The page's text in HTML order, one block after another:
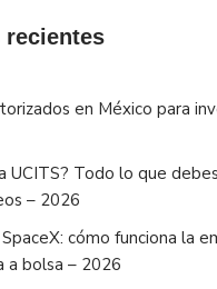
recientes
en México para
UCITS? Todo lo que
– 2026
cómo funciona la
a bolsa – 2026